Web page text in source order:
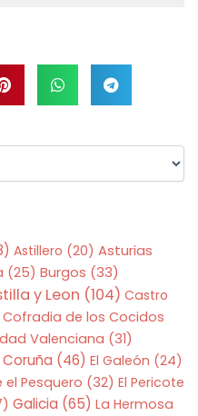
Astillero (20) Asturias
(25) Burgos (33)
y Leon (104) Castro
Cofradia de los Cocidos
Valenciana (31)
Coruña (46) El Galeón (24)
el Pesquero (32) El Pericote
Galicia (65) La Hermosa